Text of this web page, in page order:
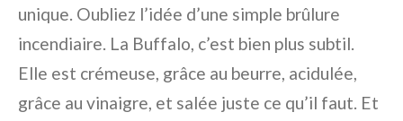
unique. Oubliez l’idée d’une simple brûlure
incendiaire. La Buffalo, c’est bien plus subtil.
Elle est crémeuse, grâce au beurre, acidulée,
grâce au vinaigre, et salée juste ce qu’il faut. Et